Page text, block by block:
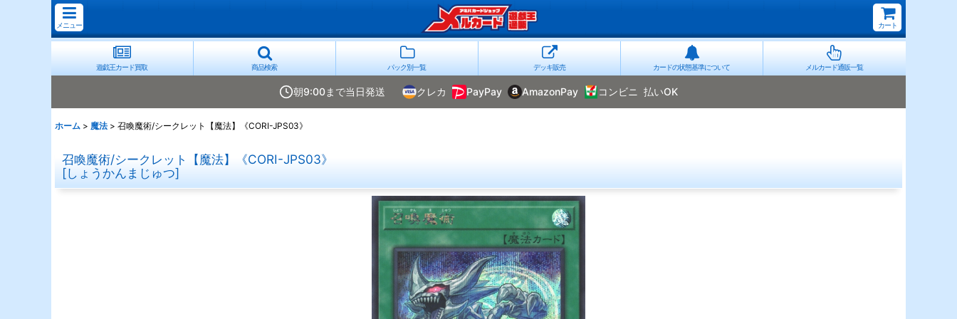
メニュー カート
遊戯王カード買取 商品検索 パック別一覧 デッキ販売 カードの状態基準について メルカード通販一覧
朝9:00まで当日発送 クレカ PayPay AmazonPay コンビニ 払いOK
ホーム > 魔法 > 召喚魔術/シークレット【魔法】《CORI-JPS03》
召喚魔術/シークレット【魔法】《CORI-JPS03》
[しょうかんまじゅつ]